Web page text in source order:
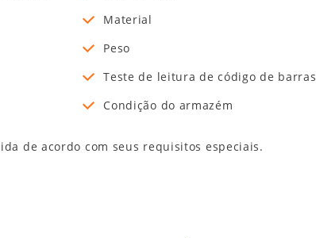
Material
Peso
Teste de leitura de código de barras
Condição do armazém
de acordo com seus requisitos especiais.